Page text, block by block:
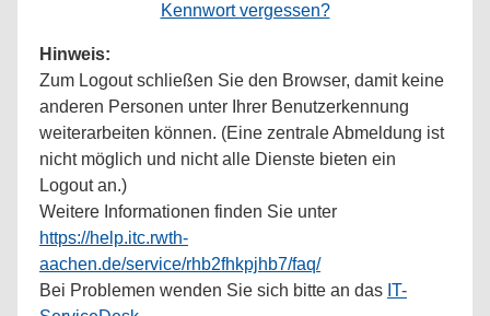
Kennwort vergessen?
Hinweis:
Zum Logout schließen Sie den Browser, damit keine
anderen Personen unter Ihrer Benutzerkennung
weiterarbeiten können. (Eine zentrale Abmeldung ist
nicht möglich und nicht alle Dienste bieten ein
Logout an.)
Weitere Informationen finden Sie unter
https://help.itc.rwth-
aachen.de/service/rhb2fhkpjhb7/faq/
Bei Problemen wenden Sie sich bitte an das IT-